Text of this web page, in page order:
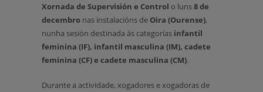
Xornada de Supervisión e Control o luns8 de
decembro nas instalacións de Oira (Ourense),
nunha sesión destinada ás categorías infantil
feminina (IF), infantil masculina (IM), cadete
feminina (CF) e cadete masculina (CM).
Durante a actividade, xogadores e xogadoras de